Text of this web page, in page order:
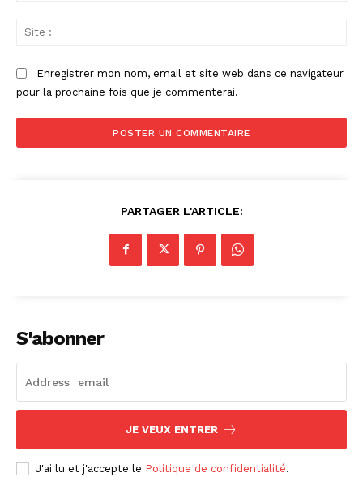
Enregistrer mon nom, email et site web dans ce navigateur
pour la prochaine fois que je commenterai.
PARTAGER L'ARTICLE:
S'abonner
JE VEUX ENTRER
J'ai lu et j'accepte le Politique de confidentialité.